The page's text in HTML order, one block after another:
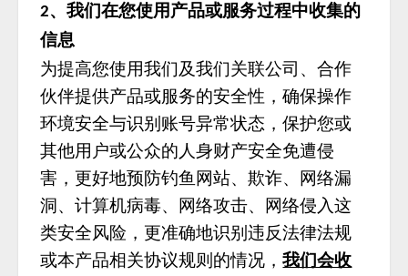
2、我们在您使用产品或服务过程中收集的
信息
为提高您使用我们及我们关联公司、合作
伙伴提供产品或服务的安全性，确保操作
环境安全与识别账号异常状态，保护您或
其他用户或公众的人身财产安全免遭侵
害，更好地预防钓鱼网站、欺诈、网络漏
洞、计算机病毒、网络攻击、网络侵入这
类安全风险，更准确地识别违反法律法规
或本产品相关协议规则的情况，我们会收